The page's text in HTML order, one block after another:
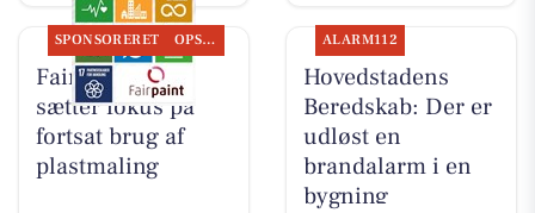
SPONSORERET OPSLAGSTAVLEN
Fairpaint ApS
sætter fokus på
fortsat brug af
plastmaling
ALARM112
Hovedstadens
Beredskab: Der er
udløst en
brandalarm i en
bygning